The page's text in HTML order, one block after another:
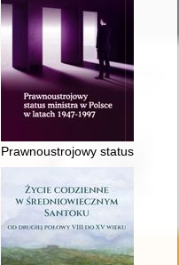
medycznej : zdrowie
Prawnoustrojowy status